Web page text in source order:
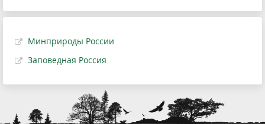
Минприроды России
Заповедная Россия